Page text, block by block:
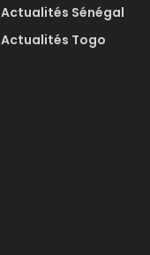
Actualités Sénégal
Actualités Togo